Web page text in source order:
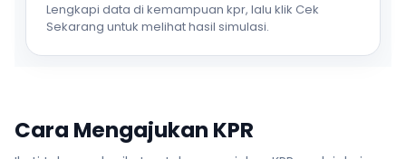
Lengkapi data di kemampuan kpr, lalu klik Cek
Sekarang untuk melihat hasil simulasi.
Cara Mengajukan KPR